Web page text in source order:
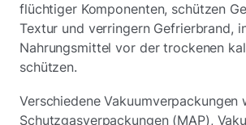
flüchtiger Komponenten, schützen
Textur und verringern Gefrierbrand,
Nahrungsmittel vor der trockenen
schützen.
Verschiedene Vakuumverpackungen
Schutzgasverpackungen (MAP),